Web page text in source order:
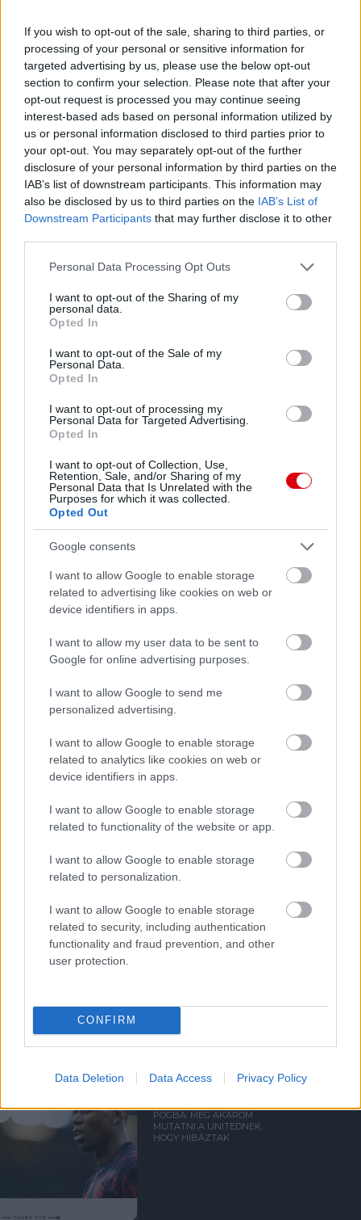
If you wish to opt-out of the sale, sharing to third parties, or
processing of your personal or sensitive information for
targeted advertising by us, please use the below opt-out
section to confirm your selection. Please note that after your
opt-out request is processed you may continue seeing
interest-based ads based on personal information utilized by
us or personal information disclosed to third parties prior to
your opt-out. You may separately opt-out of the further
disclosure of your personal information by third parties on the
IAB’s list of downstream participants. This information may
also be disclosed by us to third parties on the IAB’s List of
Downstream Participants that may further disclose it to other
Please note that this website/app uses one or more Google
not limited to your visit or usage behaviour. You may click to
grant or deny consent to Google and its third-party tags to
use your data for below specified purposes in below Google
consent section.
Personal Data Processing Opt Outs
I want to opt-out of the Sharing of my
personal data.
Opted In
I want to opt-out of the Sale of my
Personal Data.
Opted In
I want to opt-out of processing my
Personal Data for Targeted Advertising.
Opted In
I want to opt-out of Collection, Use,
Retention, Sale, and/or Sharing of my
Personal Data that Is Unrelated with the
Purposes for which it was collected.
Opted Out
Google consents
I want to allow Google to enable storage
related to advertising like cookies on web or
device identifiers in apps.
I want to allow my user data to be sent to
Google for online advertising purposes.
I want to allow Google to send me
personalized advertising.
I want to allow Google to enable storage
related to analytics like cookies on web or
device identifiers in apps.
I want to allow Google to enable storage
related to functionality of the website or app.
I want to allow Google to enable storage
related to personalization.
I want to allow Google to enable storage
related to security, including authentication
functionality and fraud prevention, and other
user protection.
CONFIRM
Data Deletion Data Access Privacy Policy
Meccs Center
Paris Saint-Germainvs
Manchester United
Felkészülési szezon 4. mérkőzés
Nya Ullevi, Göteborg
2026-08-08 17:00
1 nap 21 óra 3 perc 54 másodperc
Leeds UnitedvsManchester United2026-08-12 20:30
AC MilanvsManchester United2026-08-15 18:00
ELŐZŐ MÉRKŐZÉSEK
a ManUtdFanatics.hu működését!
PAUL POGBA
POGBA: MEG AKAROM
MUTATNI A UNITEDNEK,
HOGY HIBÁZTAK